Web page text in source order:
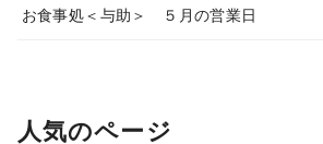
お食事処＜与助＞ ５月の営業日
人気のページ